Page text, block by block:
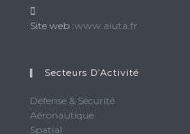
Site web :www.aiuta.fr
Secteurs D’Activité
Défense & Sécurité
Aéronautique
Spatial